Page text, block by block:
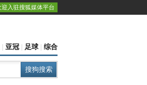
迎入驻搜狐媒体平台
亚冠 足球 综合